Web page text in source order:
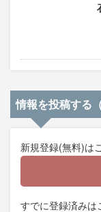
情報を投稿する
新規登録(無料)は
すでに登録済みは